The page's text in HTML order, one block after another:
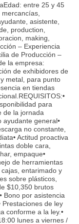
entre 25 y 45
asistente,
production,
making,
– Experiencia
de Producción –
la empresa:
de exhibidores de
metal, para punto
en tiendas
para
de la jornada
ayudante general•
no constante,
Actitud proactiva
doble cara,
empaque•
de herramientas
entarimado y
sobre plásticos,
$10,350 brutos
Bono por asistencia
de ley
conforme a la ley.•
lunes a viernes /